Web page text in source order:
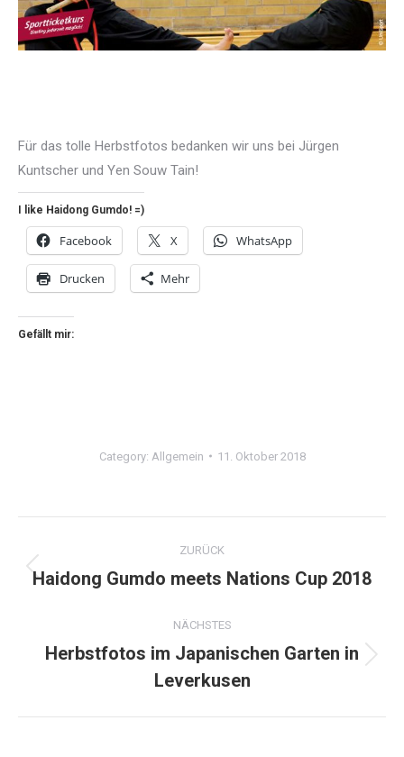
Für das tolle Herbstfotos bedanken wir uns bei Jürgen
Kuntscher und Yen Souw Tain!
I like Haidong Gumdo! =)
Facebook X WhatsApp
Drucken Mehr
Gefällt mir:
Category: Allgemein 11. Oktober 2018
Kommentarnavigation
ZURÜCK
Vorheriger
Haidong Gumdo meets Nations Cup 2018
NÄCHSTES
Nächster
Beitrag:
Herbstfotos im Japanischen Garten in
Leverkusen